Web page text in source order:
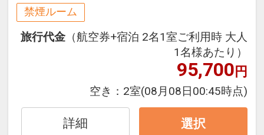
旅行期間中の1泊だけの宿泊や延
泊・飛び泊なども自由自在です。
フライトは、安心のJAL（または
JALグループ）確約！フライトマイ
オプションでレンタカーや現地交
約）が可能なプランもございます。
禁煙ルーム
旅行代金 （航空券+宿泊 2名1室ご利用時 大人
1名様あたり）
95,700円
空き： 2室(08月08日00:45時点)
詳細 選択